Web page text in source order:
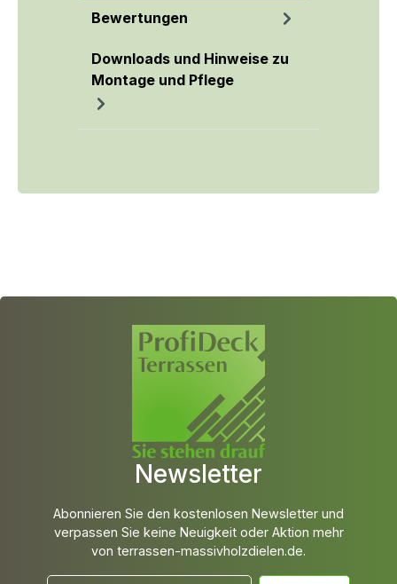
Bewertungen
Downloads und Hinweise zu
Montage und Pflege
Newsletter
Abonnieren Sie den kostenlosen Newsletter und
verpassen Sie keine Neuigkeit oder Aktion mehr
von terrassen-massivholzdielen.de.